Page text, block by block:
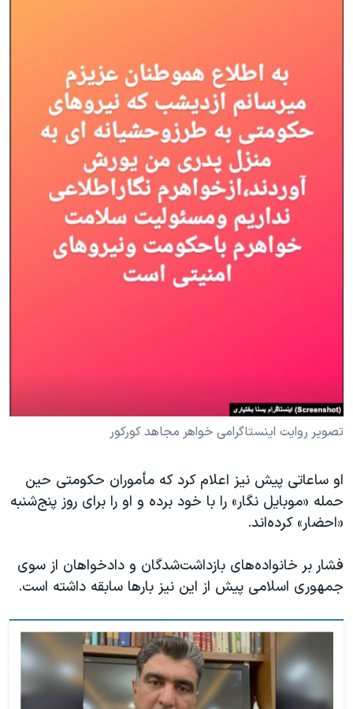
تصویر روایت اینستاگرامی خواهر مجاهد کورکور
او ساعاتی پیش نیز اعلام کرد که مأموران حکومتی حین
حمله «موبایل نگار» را با خود برده و او را برای روز پنج‌شنبه
«احضار» کرده‌اند.
فشار بر خانواده‌های بازداشت‌شدگان و دادخواهان از سوی
جمهوری اسلامی پیش از این نیز بارها سابقه داشته است.